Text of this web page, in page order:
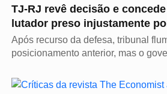
TJ-RJ revê decisão e
lutador preso injustamente
Após recurso da defesa, tribunal
posicionamento anterior, mas o